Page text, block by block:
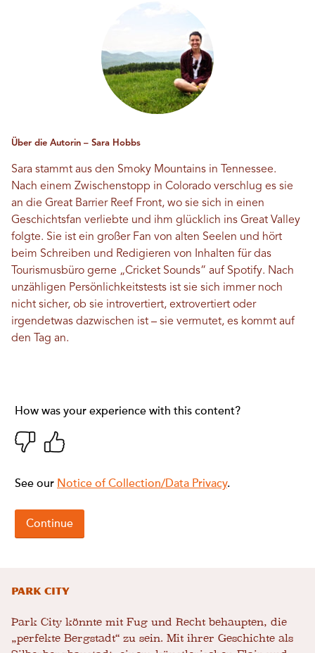
Über die Autorin – Sara Hobbs
Sara stammt aus den Smoky Mountains in Tennessee.
Nach einem Zwischenstopp in Colorado verschlug es sie
an die Great Barrier Reef Front, wo sie sich in einen
Geschichtsfan verliebte und ihm glücklich ins Great Valley
folgte. Sie ist ein großer Fan von alten Seelen und hört
beim Schreiben und Redigieren von Inhalten für das
Tourismusbüro gerne „Cricket Sounds“ auf Spotify. Nach
unzähligen Persönlichkeitstests ist sie sich immer noch
nicht sicher, ob sie introvertiert, extrovertiert oder
irgendetwas dazwischen ist – sie vermutet, es kommt auf
den Tag an.
Park City
Park City könnte mit Fug und Recht behaupten, die
„perfekte Bergstadt“ zu sein. Mit ihrer Geschichte als